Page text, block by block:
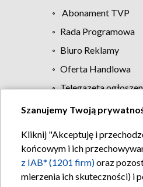
Abonament TVP
Rada Programowa
Biuro Reklamy
Oferta Handlowa
Telegazeta
Szanujemy Twoją
Kliknij "Akceptuję i
końcowym i ich
z IAB* (1201 firm)oraz
mierzenia ich skuteczności) i